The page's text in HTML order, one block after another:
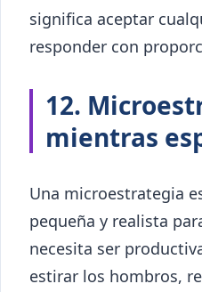
significa aceptar
responder con
12.
mientras
Una microestrategia
pequeña y realista
necesita ser
estirar los hombros,